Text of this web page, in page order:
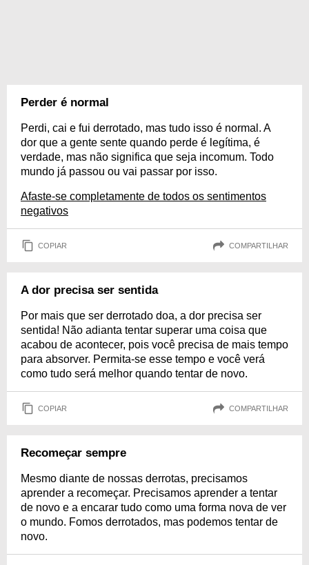
Perder é normal
Perdi, cai e fui derrotado, mas tudo isso é normal. A
dor que a gente sente quando perde é legítima, é
verdade, mas não significa que seja incomum. Todo
mundo já passou ou vai passar por isso.
Afaste-se completamente de todos os sentimentos
negativos
COPIAR COMPARTILHAR
A dor precisa ser sentida
Por mais que ser derrotado doa, a dor precisa ser
sentida! Não adianta tentar superar uma coisa que
acabou de acontecer, pois você precisa de mais tempo
para absorver. Permita-se esse tempo e você verá
como tudo será melhor quando tentar de novo.
COPIAR COMPARTILHAR
Recomeçar sempre
Mesmo diante de nossas derrotas, precisamos
aprender a recomeçar. Precisamos aprender a tentar
de novo e a encarar tudo como uma forma nova de ver
o mundo. Fomos derrotados, mas podemos tentar de
novo.